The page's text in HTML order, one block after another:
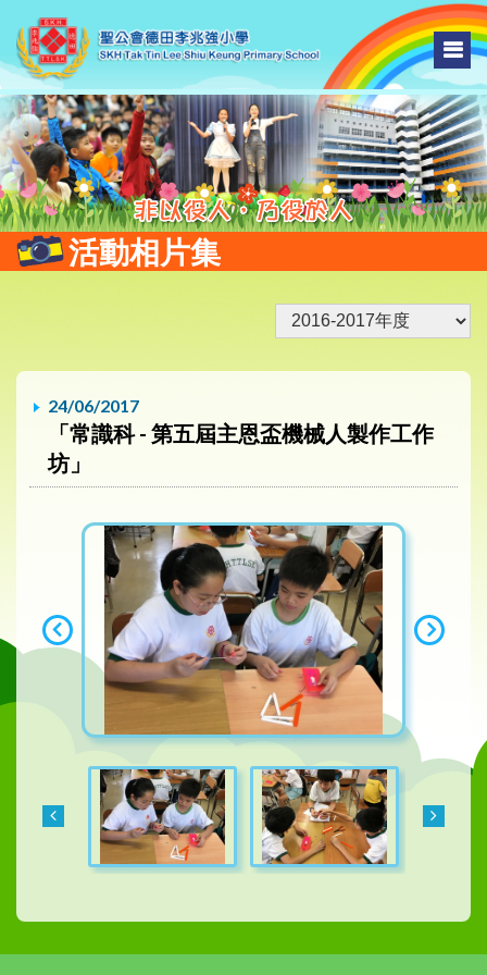
活動相片集
24/06/2017
「常識科 - 第五屆主恩盃機械人製作工作
坊」